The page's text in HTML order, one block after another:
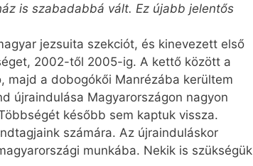
is szabadabbá vált. Ez újabb jelentős
jezsuita szekciót, és kinevezett első
2002-től 2005-ig. A kettő között a
majd a dobogókői Manrézába kerültem
újraindulása Magyarországon nagyon
később sem kaptuk vissza.
számára. Az újrainduláskor
munkába. Nekik is szükségük